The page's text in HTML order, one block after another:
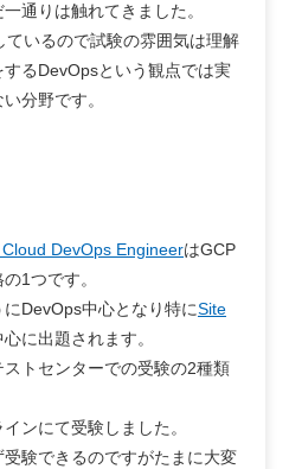
通りは触れてきました。
ているので試験の雰囲気は理解
るDevOpsという観点では実
分野です。
DevOps EngineerはGCP
1つです。
DevOps中心となり特にSite
心に出題されます。
トセンターでの受験の2種類
ンにて受験しました。
験できるのですがたまに大変